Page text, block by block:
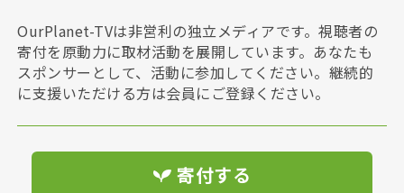
OurPlanet-TVは非営利の独立メディアです。視聴者の
寄付を原動力に取材活動を展開しています。あなたも
スポンサーとして、活動に参加してください。継続的
に支援いただける方は会員にご登録ください。
寄付する